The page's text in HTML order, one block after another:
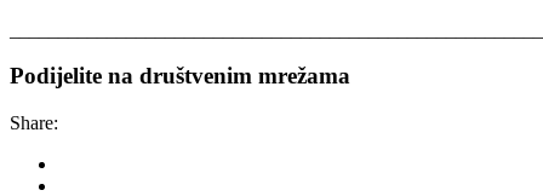
Podijelite na društvenim mrežama
Share: